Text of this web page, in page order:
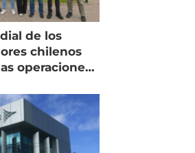
de los
chilenos
operaciones